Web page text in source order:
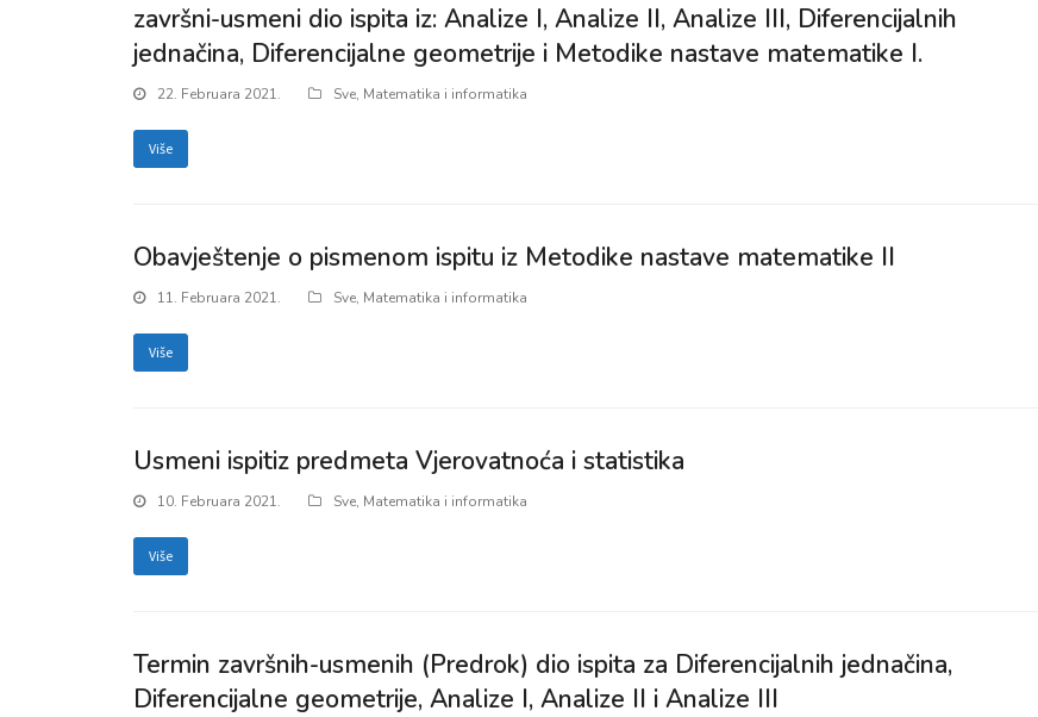
završni-usmeni dio ispita iz: Analize I, Analize II, Analize III, Diferencijalnih
jednačina, Diferencijalne geometrije i Metodike nastave matematike I.
22. Februara 2021. Sve, Matematika i informatika
Više
Obavještenje o pismenom ispitu iz Metodike nastave matematike II
11. Februara 2021. Sve, Matematika i informatika
Više
Usmeni ispitiz predmeta Vjerovatnoća i statistika
10. Februara 2021. Sve, Matematika i informatika
Više
Termin završnih-usmenih (Predrok) dio ispita za Diferencijalnih jednačina,
Diferencijalne geometrije, Analize I, Analize II i Analize III